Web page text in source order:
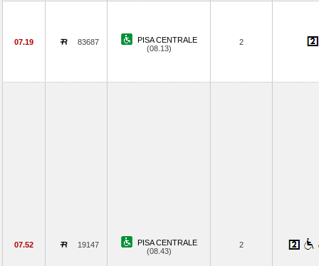
07.19 83687
PISA CENTRALE
(08.13)
2
07.52 19147
PISA CENTRALE
(08.43)
2